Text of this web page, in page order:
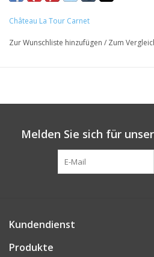
Château La Tour Carnet
Zur Wunschliste hinzufügen / Zum
Melden Sie sich für
Kundendienst
Produkte